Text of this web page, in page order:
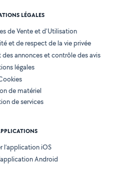
LÉGALES
de Vente et d'Utilisation
et de respect de la vie privée
annonces et contrôle des avis
légales
de matériel
de services
l’application iOS
Android